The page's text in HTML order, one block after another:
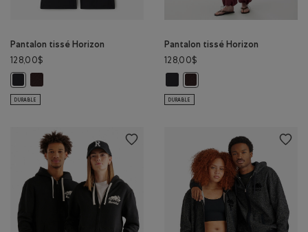
Pantalon tissé Horizon
128,00$
DURABLE
Pantalon tissé Horizon
128,00$
DURABLE